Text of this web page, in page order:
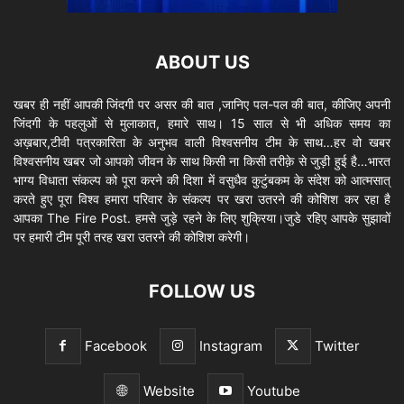
ABOUT US
खबर ही नहीं आपकी जिंदगी पर असर की बात ,जानिए पल-पल की बात, कीजिए अपनी
जिंदगी के पहलुओं से मुलाकात, हमारे साथ। 15 साल से भी अधिक समय का
अख़बार,टीवी पत्रकारिता के अनुभव वाली विश्वसनीय टीम के साथ…हर वो खबर
विश्वसनीय खबर जो आपको जीवन के साथ किसी ना किसी तरीक़े से जुड़ी हुई है…भारत
भाग्य विधाता संकल्प को पूरा करने की दिशा में वसुधैव कुटुंबकम के संदेश को आत्मसात्
करते हुए पूरा विश्व हमारा परिवार के संकल्प पर खरा उतरने की कोशिश कर रहा है
आपका The Fire Post. हमसे जुड़े रहने के लिए शुक्रिया।जुडे रहिए आपके सुझावों
पर हमारी टीम पूरी तरह खरा उतरने की कोशिश करेगी।
FOLLOW US
Facebook Instagram Twitter
Website Youtube